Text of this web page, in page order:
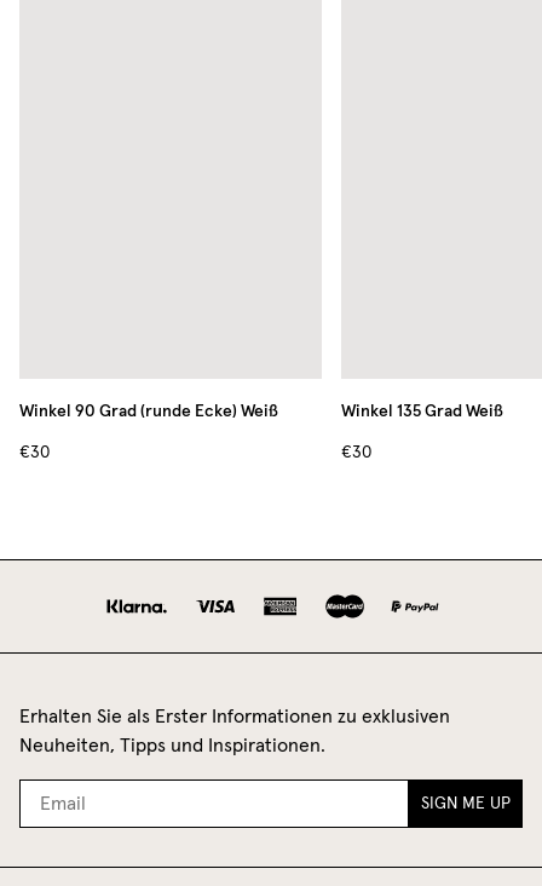
Winkel 90 Grad (runde Ecke) Weiß
€30
Winkel 135 GradWeiß
€30
Erhalten Sie als Erster Informationen zu exklusiven
Neuheiten, Tipps und Inspirationen.
SIGN ME UP